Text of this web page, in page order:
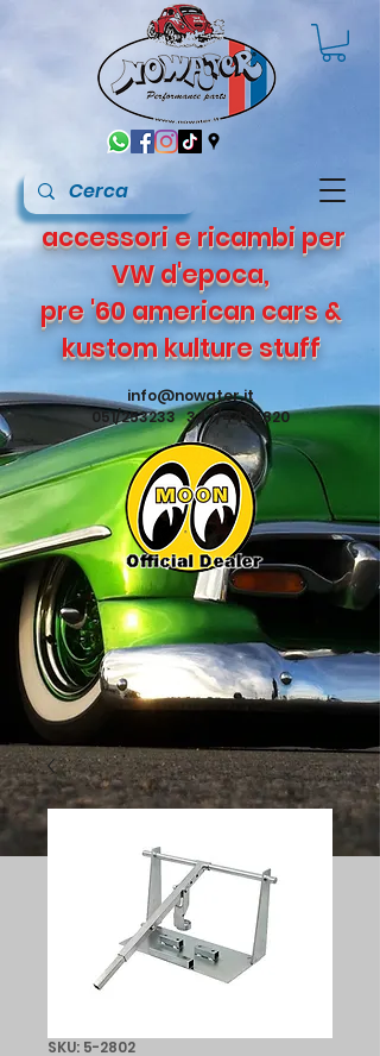
info@nowater.it
051/253233 347/4495820
accessori e ricambi per
VW d'epoca,
pre '60 american cars &
kustom kulture stuff
SKU: 5-2802